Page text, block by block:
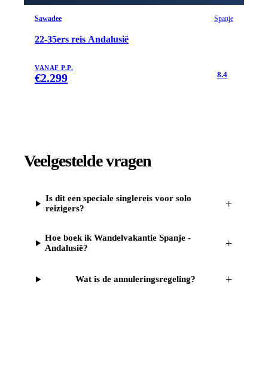
Sawadee Spanje
22-35ers reis Andalusië
VANAF P.P.
€2.299 8.4
Veelgestelde vragen
Is dit een speciale singlereis voor solo
reizigers?
+
Hoe boek ik Wandelvakantie Spanje -
Andalusië?
+
Wat is de annuleringsregeling? +